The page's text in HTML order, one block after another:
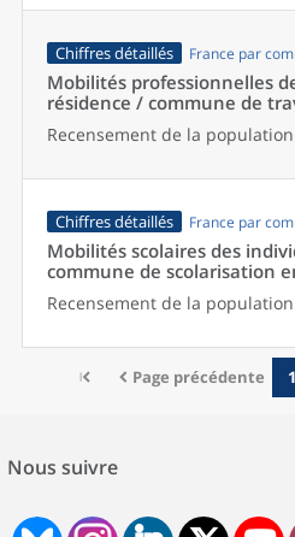
Chiffres détaillés France par
Mobilités professionnelles
résidence / commune de
Recensement de la
Chiffres détaillés France par
Mobilités scolaires des
commune de scolarisation
Recensement de la
Page précédente 1
Nous suivre